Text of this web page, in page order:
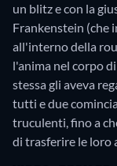
un blitz e con la
Frankenstein (che
all'interno della
l'anima nel corpo
stessa gli aveva
tutti e due
truculenti, fino a
di trasferire le loro